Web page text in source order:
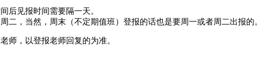
后见报时间需要隔一天。
，当然，周末（不定期值班）登报的话也是要周一或者周二出报的。
师，以登报老师回复的为准。